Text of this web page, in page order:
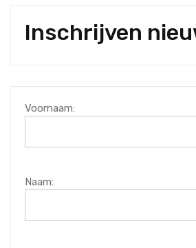
Inschrijven
Voornaam:
Naam: